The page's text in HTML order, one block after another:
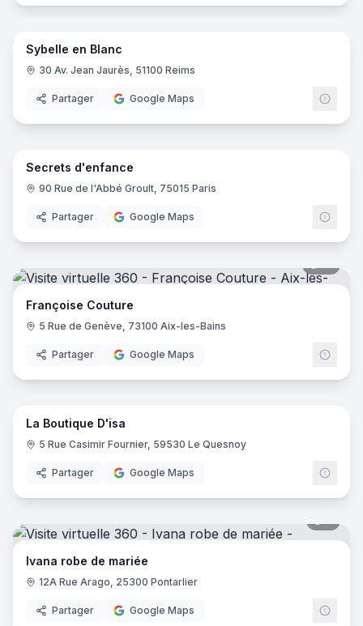
8
Sybelle en Blanc
30 Av. Jean Jaurès, 51100 Reims
Partager Google Maps
5
Secrets d'enfance
90 Rue de l'Abbé Groult, 75015 Paris
Partager Google Maps
Françoise Couture
5 Rue de Genève, 73100 Aix-les-Bains
Partager Google Maps
5
La Boutique D'isa
5 Rue Casimir Fournier, 59530 Le Quesnoy
Partager Google Maps
Ivana robe de mariée
12A Rue Arago, 25300 Pontarlier
Partager Google Maps